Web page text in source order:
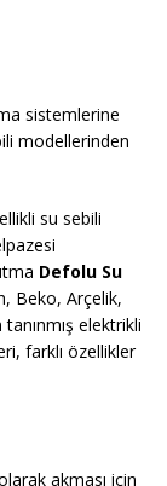
sistemlerine
modellerinden
su sebili
Defolu Su
Beko, Arçelik,
elektrikli
farklı özellikler
akması için